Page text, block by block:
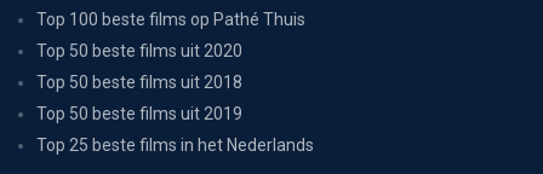
Top 100 beste films op Pathé Thuis
Top 50 beste films uit 2020
Top 50 beste films uit 2018
Top 50 beste films uit 2019
Top 25 beste films in het Nederlands